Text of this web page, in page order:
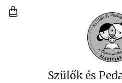
Szülők és